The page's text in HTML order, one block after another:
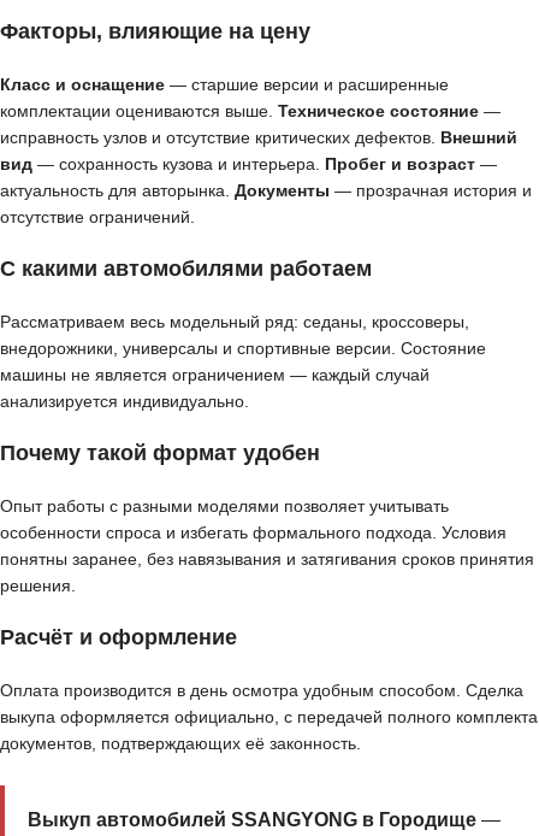
Факторы, влияющие на цену
Класс и оснащение — старшие версии и расширенные
комплектации оцениваются выше. Техническое состояние —
исправность узлов и отсутствие критических дефектов. Внешний
вид — сохранность кузова и интерьера. Пробег и возраст —
актуальность для авторынка. Документы — прозрачная история и
отсутствие ограничений.
С какими автомобилями работаем
Рассматриваем весь модельный ряд: седаны, кроссоверы,
внедорожники, универсалы и спортивные версии. Состояние
машины не является ограничением — каждый случай
анализируется индивидуально.
Почему такой формат удобен
Опыт работы с разными моделями позволяет учитывать
особенности спроса и избегать формального подхода. Условия
понятны заранее, без навязывания и затягивания сроков принятия
решения.
Расчёт и оформление
Оплата производится в день осмотра удобным способом. Сделка
выкупа оформляется официально, с передачей полного комплекта
документов, подтверждающих её законность.
Выкуп автомобилей SSANGYONG в Городище—